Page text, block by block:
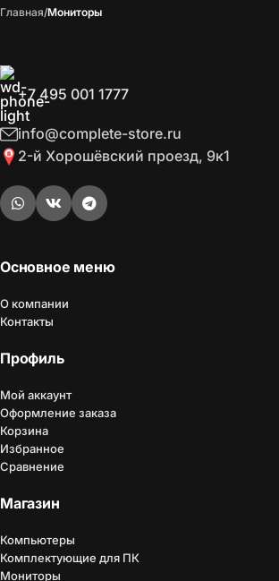
Главная Мониторы
+7 495 001 1777
info@complete-store.ru
2-й Хорошёвский проезд, 9к1
Основное меню
О компании
Контакты
Профиль
Мой аккаунт
Оформление заказа
Корзина
Избранное
Сравнение
Магазин
Компьютеры
Комплектующие для ПК
Мониторы